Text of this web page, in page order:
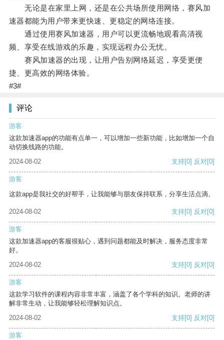
无论是在家里上网，还是在公共场所使用网络，赛风加
速器都能为用户带来更快速、更稳定的网络连接。
通过使用赛风加速器，用户可以更流畅地观看高清视
频、享受在线游戏的乐趣，实现远程办公无忧。
赛风加速器的出现，让用户告别网络延迟，享受更便
捷、更高效的网络体验。
#3#
评论
游客
这款加速器app的功能有点单一，可以增加一些新功能，比如增加一个自
动切换线路的功能。
2024-08-02
支持[0] 反对[0]
游客
这款app是我社交的好帮手，让我能够与朋友保持联系，分享生活点滴。
2024-08-02 支持[0] 反对[0]
游客
这款加速器app的客服很贴心，遇到问题都能及时解决，服务态度非常
好。
2024-08-02
支持[0] 反对[0]
游客
这款学习软件的课程内容非常丰富，涵盖了各个学科的知识。老师的讲
解非常生动，让我能够轻松理解知识点。
2024-08-02
支持[0] 反对[0]
游客